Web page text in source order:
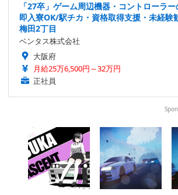
「27卒」ゲーム周辺機器・コントローラ
即入寮OK/駅チカ・資格取得支援・未経験
梅田2丁目
ベンタス株式会社
大阪府
月給25万6,500円～32万円
正社員